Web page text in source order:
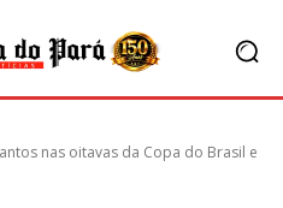
nas oitavas da Copa do Brasil e